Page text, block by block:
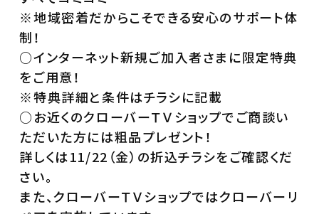
※地域密着だからこそできる安心のサポート体
制！
○インターネット新規ご加入者さまに限定特典
をご用意！
※特典詳細と条件はチラシに記載
○お近くのクローバーＴＶショップでご商談い
ただいた方には粗品プレゼント！
詳しくは11/22（金）の折込チラシをご確認くだ
さい。
また、クローバーＴＶショップではクローバーリ